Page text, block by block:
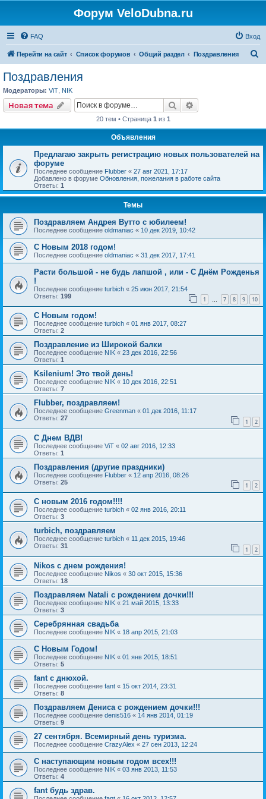
Форум VeloDubna.ru
FAQ Вход
Перейти на сайт Список форумов Общий раздел Поздравления
Поздравления
Модераторы: ViT NIK
Новая тема Поиск
20 тем • Страница 1 из 1
Объявления
Предлагаю закрыть регистрацию новых пользователей на
форуме
Последнее сообщение Flubber « 27 авг 2021, 17:17
Добавлено в форуме Обновления, пожелания в работе сайта
Ответы: 1
Темы
Поздравляем Андрея Вутто с юбилеем!
Последнее сообщение oldmaniac « 10 дек 2019, 10:42
С Новым 2018 годом!
Последнее сообщение oldmaniac « 31 дек 2017, 17:41
Расти большой - не будь лапшой , или - С Днём Рожденья
!
Последнее сообщение turbich « 25 июн 2017, 21:54
Ответы: 199 1 7 8 9 10
С Новым годом!
Последнее сообщение turbich « 01 янв 2017, 08:27
Ответы: 2
Поздравление из Широкой балки
Последнее сообщение NIK « 23 дек 2016, 22:56
Ответы: 1
Ksilenium! Это твой день!
Последнее сообщение NIK « 10 дек 2016, 22:51
Ответы: 7
Flubber, поздравляем!
Последнее сообщение Greenman « 01 дек 2016, 11:17
Ответы: 27 1 2
С Днем ВДВ!
Последнее сообщение ViT « 02 авг 2016, 12:33
Ответы: 1
Поздравления (другие праздники)
Последнее сообщение Flubber « 12 апр 2016, 08:26
Ответы: 25 1 2
С новым 2016 годом!!!!
Последнее сообщение turbich « 02 янв 2016, 20:11
Ответы: 3
turbich, поздравляем
Последнее сообщение turbich « 11 дек 2015, 19:46
Ответы: 31 1 2
Nikos с днем рождения!
Последнее сообщение Nikos « 30 окт 2015, 15:36
Ответы: 18
Поздравляем Natali c рождением дочки!!!
Последнее сообщение NIK « 21 май 2015, 13:33
Ответы: 3
Серебрянная свадьба
Последнее сообщение NIK « 18 апр 2015, 21:03
C Новым Годом!
Последнее сообщение NIK « 01 янв 2015, 18:51
Ответы: 5
fant с днюхой.
Последнее сообщение fant « 15 окт 2014, 23:31
Ответы: 8
Поздравляем Дениса с рождением дочки!!!
Последнее сообщение denis516 « 14 янв 2014, 01:19
Ответы: 9
27 сентября. Всемирный день туризма.
Последнее сообщение CrazyAlex « 27 сен 2013, 12:24
С наступающим новым годом всех!!!
Последнее сообщение NIK « 03 янв 2013, 11:53
Ответы: 4
fant будь здрав.